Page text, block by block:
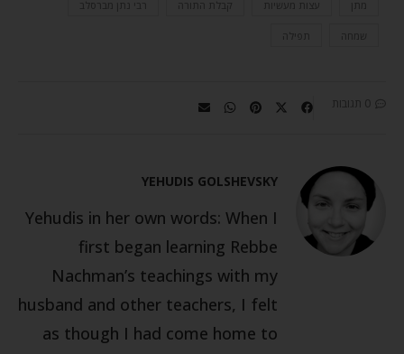
מתן עצות מעשיות קבלת התורה רבי נתן מברסלב
שמחה תפילה
0 תגובות
YEHUDIS GOLSHEVSKY
Yehudis in her own words: When I
first began learning Rebbe
Nachman’s teachings with my
husband and other teachers, I felt
as though I had come home to